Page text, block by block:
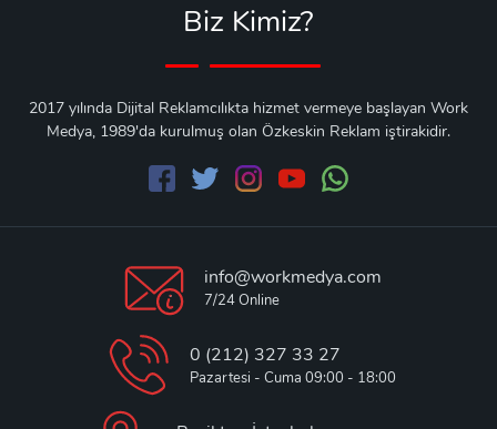
Biz Kimiz?
2017 yılında Dijital Reklamcılıkta hizmet vermeye başlayan Work
Medya, 1989'da kurulmuş olan Özkeskin Reklam iştirakidir.
info@workmedya.com
7/24 Online
0 (212) 327 33 27
Pazartesi - Cuma 09:00 - 18:00